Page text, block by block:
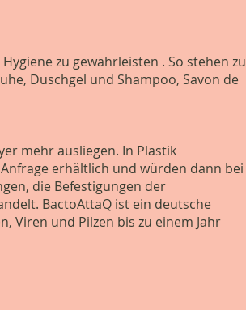
zu gewährleisten . So stehen zu
Duschgel und Shampoo, Savon de
mehr ausliegen. In Plastik
erhältlich und würden dann bei
die Befestigungen der
BactoAttaQ ist ein deutsche
Viren und Pilzen bis zu einem Jahr